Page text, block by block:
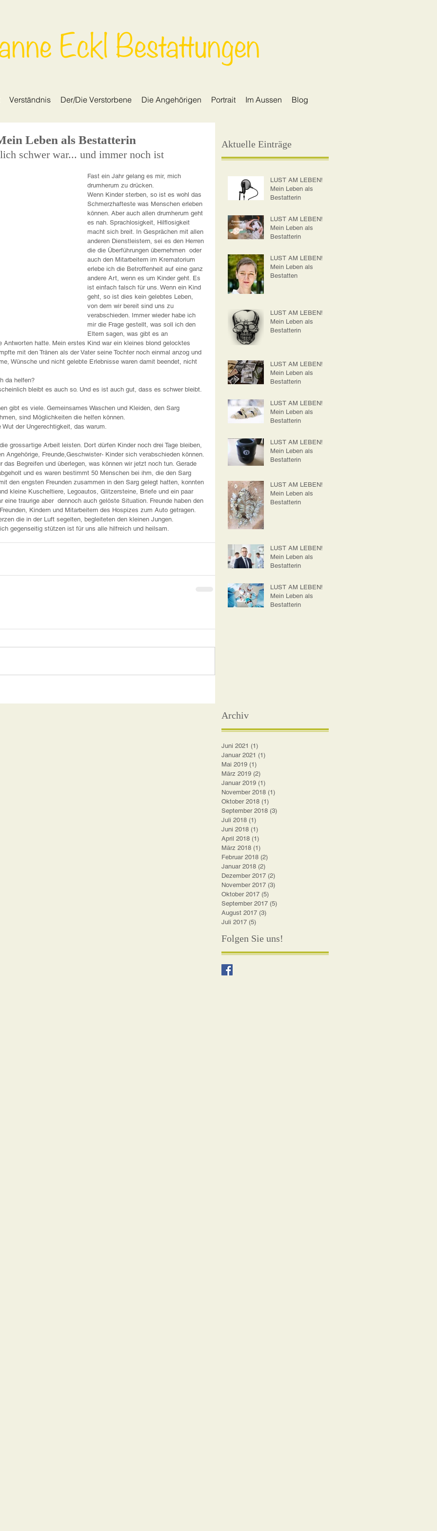
Eckl Bestattungen
Verständnis Der/Die Verstorbene Die Angehörigen Portrait Im Aussen Blog
Leben als Bestatterin
schwer war... und immer noch ist
Fast ein Jahr gelang es mir, mich
drumherum zu drücken.
Wenn Kinder sterben, so ist es wohl das
Schmerzhafteste was Menschen erleben
können. Aber auch allen drumherum geht
es nah. Sprachlosigkeit, Hilflosigkeit
macht sich breit. In Gesprächen mit allen
anderen Dienstleistern, sei es den Herren
die die Überführungen übernehmen  oder
auch den Mitarbeitern im Krematorium
erlebe ich die Betroffenheit auf eine ganz
andere Art, wenn es um Kinder geht. Es
ist einfach falsch für uns. Wenn ein Kind
geht, so ist dies kein gelebtes Leben,
von dem wir bereit sind uns zu
verabschieden. Immer wieder habe ich
mir die Frage gestellt, was soll ich den
Eltern sagen, was gibt es an
Antworten hatte. Mein erstes Kind war ein kleines blond gelocktes
mit den Tränen als der Vater seine Tochter noch einmal anzog und
Wünsche und nicht gelebte Erlebnisse waren damit beendet, nicht
da helfen?
bleibt es auch so. Und es ist auch gut, dass es schwer bleibt.
gibt es viele. Gemeinsames Waschen und Kleiden, den Sarg
sind Möglichkeiten die helfen können.
der Ungerechtigkeit, das warum.
grossartige Arbeit leisten. Dort dürfen Kinder noch drei Tage bleiben,
Angehörige, Freunde,Geschwister- Kinder sich verabschieden können.
das Begreifen und überlegen, was können wir jetzt noch tun. Gerade
und es waren bestimmt 50 Menschen bei ihm, die den Sarg
den engsten Freunden zusammen in den Sarg gelegt hatten, konnten
kleine Kuscheltiere, Legoautos, Glitzersteine, Briefe und ein paar
eine traurige aber  dennoch auch gelöste Situation. Freunde haben den
Kindern und Mitarbeitern des Hospizes zum Auto getragen.
die in der Luft segelten, begleiteten den kleinen Jungen.
gegenseitig stützen ist für uns alle hilfreich und heilsam.
Aktuelle Einträge
LUST AM LEBEN!
Mein Leben als
Bestatterin
LUST AM LEBEN!
Mein Leben als
Bestatterin
LUST AM LEBEN!
Mein Leben als
Bestatten
LUST AM LEBEN!
Mein Leben als
Bestatterin
LUST AM LEBEN!
Mein Leben als
Bestatterin
LUST AM LEBEN!
Mein Leben als
Bestatterin
LUST AM LEBEN!
Mein Leben als
Bestatterin
LUST AM LEBEN!
Mein Leben als
Bestatterin
LUST AM LEBEN!
Mein Leben als
Bestatterin
LUST AM LEBEN!
Mein Leben als
Bestatterin
Archiv
Juni 2021 (1)
Januar 2021 (1)
Mai 2019 (1)
März 2019 (2)
Januar 2019 (1)
November 2018 (1)
Oktober 2018 (1)
September 2018 (3)
Juli 2018 (1)
Juni 2018 (1)
April 2018 (1)
März 2018 (1)
Februar 2018 (2)
Januar 2018 (2)
Dezember 2017 (2)
November 2017 (3)
Oktober 2017 (5)
September 2017 (5)
August 2017 (3)
Juli 2017 (5)
Folgen Sie uns!